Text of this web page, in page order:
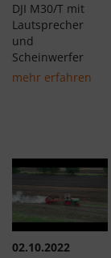
DJI M30/T mit
Lautsprecher
und
Scheinwerfer
mehr erfahren
02.10.2022